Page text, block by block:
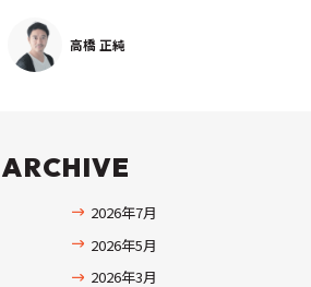
高橋 正純
ARCHIVE
2026年7月
2026年5月
2026年3月